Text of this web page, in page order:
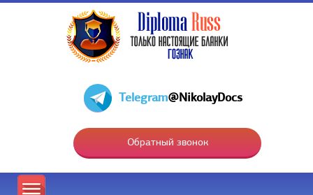
Telegram@NikolayDocs
Обратный звонок